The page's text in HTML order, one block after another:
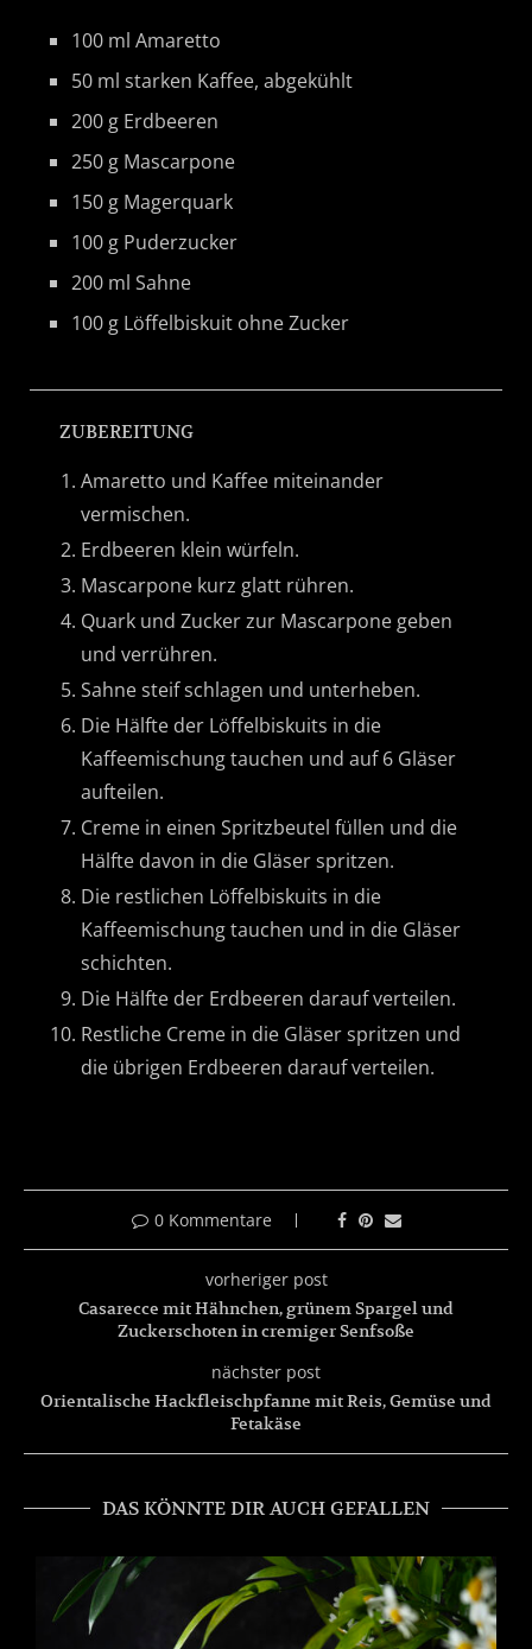
100 ml Amaretto
50 ml starken Kaffee, abgekühlt
200 g Erdbeeren
250 g Mascarpone
150 g Magerquark
100 g Puderzucker
200 ml Sahne
100 g Löffelbiskuit ohne Zucker
ZUBEREITUNG
Amaretto und Kaffee miteinander
vermischen.
Erdbeeren klein würfeln.
Mascarpone kurz glatt rühren.
Quark und Zucker zur Mascarpone geben
und verrühren.
Sahne steif schlagen und unterheben.
Die Hälfte der Löffelbiskuits in die
Kaffeemischung tauchen und auf 6 Gläser
aufteilen.
Creme in einen Spritzbeutel füllen und die
Hälfte davon in die Gläser spritzen.
Die restlichen Löffelbiskuits in die
Kaffeemischung tauchen und in die Gläser
schichten.
Die Hälfte der Erdbeeren darauf verteilen.
Restliche Creme in die Gläser spritzen und
die übrigen Erdbeeren darauf verteilen.
0 Kommentare
vorheriger post
Casarecce mit Hähnchen, grünem Spargel und
Zuckerschoten in cremiger Senfsoße
nächster post
Orientalische Hackfleischpfanne mit Reis, Gemüse und
Fetakäse
DAS KÖNNTE DIR AUCH GEFALLEN